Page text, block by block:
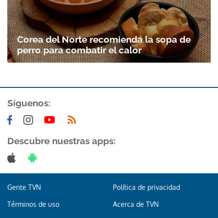
Corea del Norte recomienda la sopa de
perro para combatir el calor
Síguenos:
Descubre nuestras apps:
Gente TVN Política de privacidad
Términos de uso Acerca de TVN